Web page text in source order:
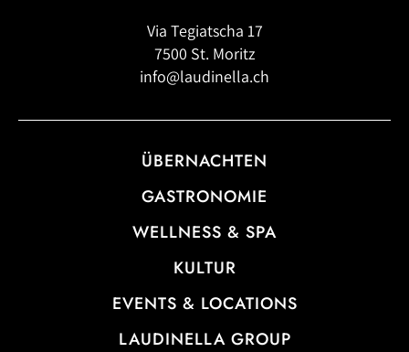
Via Tegiatscha 17
7500 St. Moritz
info@laudinella.ch
ÜBERNACHTEN
GASTRONOMIE
WELLNESS & SPA
KULTUR
EVENTS & LOCATIONS
LAUDINELLA GROUP